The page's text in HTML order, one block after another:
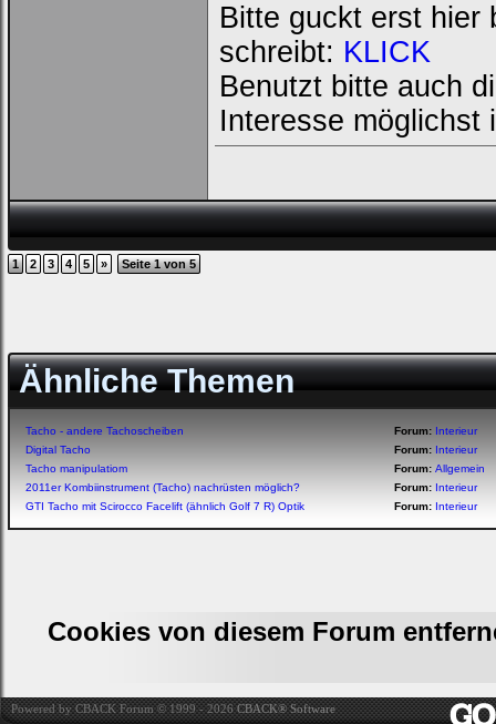
Bitte guckt erst hier
schreibt: KLICK
Benutzt bitte auch
Interesse möglichst
1 2 3 4 5 » Seite 1 von 5
Ähnliche Themen
Tacho - andere Tachoscheiben Forum: Interieur
Digital Tacho
Forum: Interieur
Tacho manipulatiom
Forum: Allgemein
2011er Kombiinstrument (Tacho) nachrüsten möglich?
Forum: Interieur
GTI Tacho mit Scirocco Facelift (ähnlich Golf 7 R) Optik
Forum: Interieur
Cookies von diesem Forum
Powered by CBACK Forum © 1999 - 2026CBACK® Software